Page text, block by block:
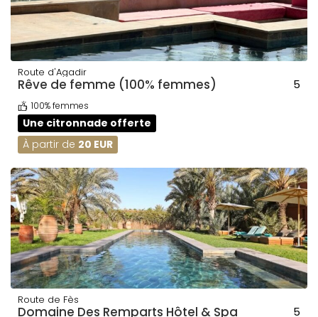
Route d'Agadir
Rêve de femme (100% femmes) 5
100% femmes
Une citronnade offerte
À partir de 20 EUR
Route de Fès
Domaine Des Remparts Hôtel & Spa 5